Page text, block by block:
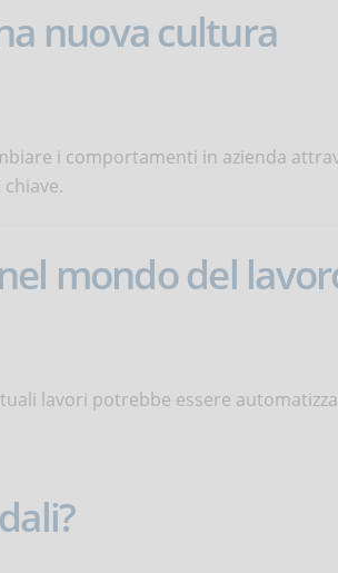
nuova cultura
i comportamenti in azienda
mondo del
lavori potrebbe essere